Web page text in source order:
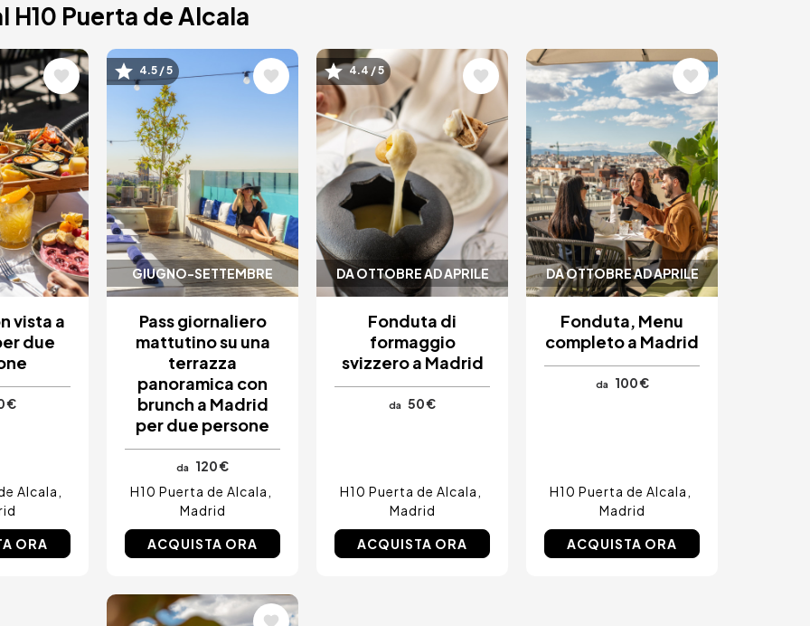
H10 Puerta de Alcala
vista a
due
€
Alcala
ORA
GIUGNO-SETTEMBRE
Immagine
4.5 / 5
Pass giornaliero
mattutino su una
terrazza
panoramica con
brunch a Madrid
per due persone
da
120 €
H10 Puerta de Alcala
Madrid
ACQUISTA ORA
DA OTTOBRE AD APRILE
Immagine
4.4 / 5
Fonduta di
formaggio
svizzero a Madrid
da 50 €
H10 Puerta de Alcala
Madrid
ACQUISTA ORA
DA OTTOBRE AD APRILE
Immagine
Fonduta, Menu
completo a Madrid
da 100 €
H10 Puerta de Alcala
Madrid
ACQUISTA ORA
Immagine